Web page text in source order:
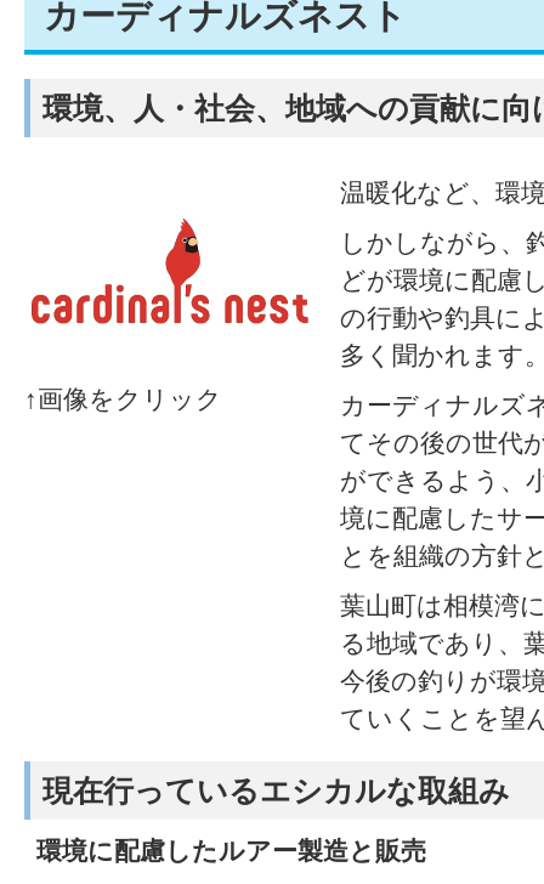
カーディナルズネスト
環境、人・社会、地域への貢献に
↑画像をクリック
温暖化など、環
しかしながら、
どが環境に配慮
の行動や釣具に
多く聞かれます
カーディナルズ
てその後の世代
ができるよう、
境に配慮したサ
とを組織の方針
葉山町は相模湾
る地域であり、
今後の釣りが環
ていくことを望
現在行っているエシカルな取組み
環境に配慮したルアー製造と販売